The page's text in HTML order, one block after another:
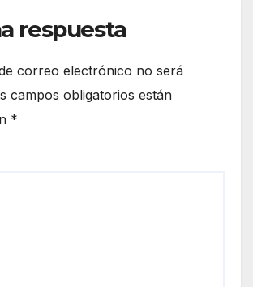
respuesta
correo electrónico no será
campos obligatorios están
*